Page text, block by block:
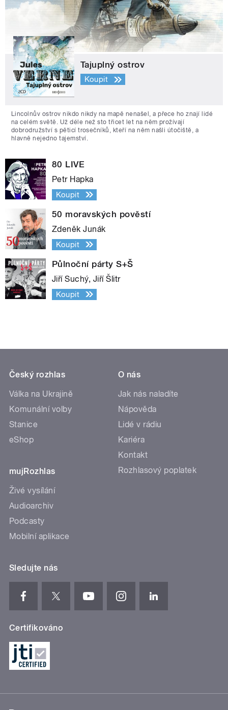
Tajuplný ostrov
Koupit
Lincolnův ostrov nikdo nikdy na mapě nenašel, a přece ho znají lidé
na celém světě. Už déle než sto třicet let na něm prožívají
dobrodružství s pěticí trosečníků, kteří na něm našli útočiště, a
hlavně nejedno tajemství.
80 LIVE
Petr Hapka
Koupit
50 moravských pověstí
Zdeněk Junák
Koupit
Půlnoční párty S+Š
Jiří Suchý, Jiří Šlitr
Koupit
Český rozhlas
Válka na Ukrajině
Komunální volby
Stanice
eShop
mujRozhlas
Živé vysílání
Audioarchiv
Podcasty
Mobilní aplikace
O nás
Jak nás naladíte
Nápověda
Lidé v rádiu
Kariéra
Kontakt
Rozhlasový poplatek
Sledujte nás
Certifikováno